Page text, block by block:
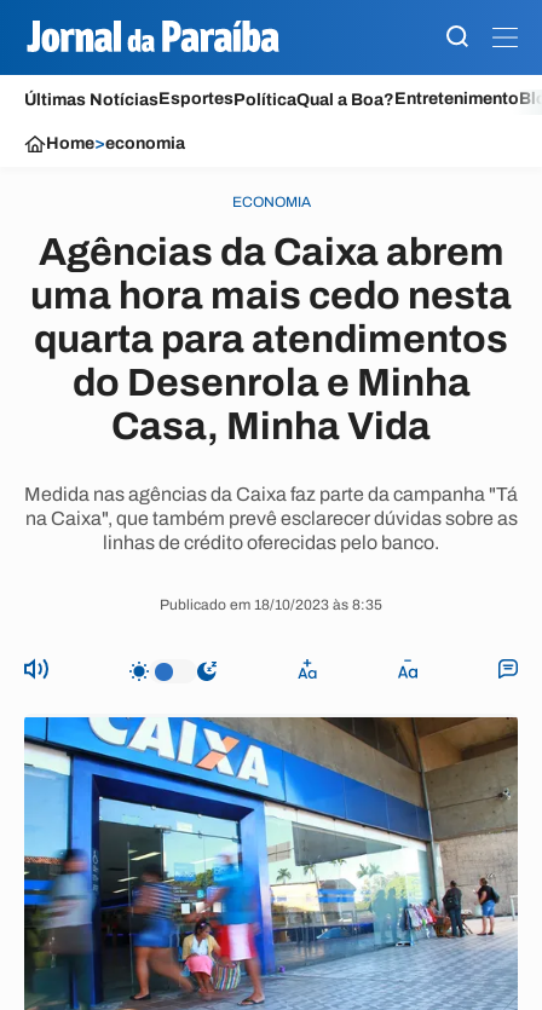
Últimas NotíciasEsportesPolíticaQual a Boa?Entretenimento
Home>economia
ECONOMIA
Agências da Caixa abrem
uma hora mais cedo nesta
quarta para atendimentos
do Desenrola e Minha
Casa, Minha Vida
Medida nas agências da Caixa faz parte da campanha "Tá
na Caixa", que também prevê esclarecer dúvidas sobre as
linhas de crédito oferecidas pelo banco.
Publicado em 18/10/2023 às 8:35